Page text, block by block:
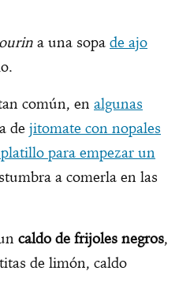
a una sopa de ajo
común, en algunas
de jitomate con nopales
para empezar un
a comerla en las
caldo de frijoles negros,
de limón, caldo